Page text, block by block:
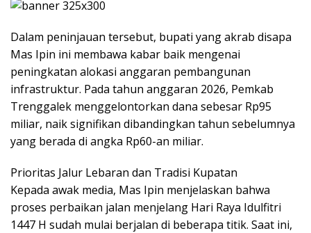
Dalam peninjauan tersebut, bupati yang akrab disapa
Mas Ipin ini membawa kabar baik mengenai
peningkatan alokasi anggaran pembangunan
infrastruktur. Pada tahun anggaran 2026, Pemkab
Trenggalek menggelontorkan dana sebesar Rp95
miliar, naik signifikan dibandingkan tahun sebelumnya
yang berada di angka Rp60-an miliar.
​Prioritas Jalur Lebaran dan Tradisi Kupatan
​Kepada awak media, Mas Ipin menjelaskan bahwa
proses perbaikan jalan menjelang Hari Raya Idulfitri
1447 H sudah mulai berjalan di beberapa titik. Saat ini,